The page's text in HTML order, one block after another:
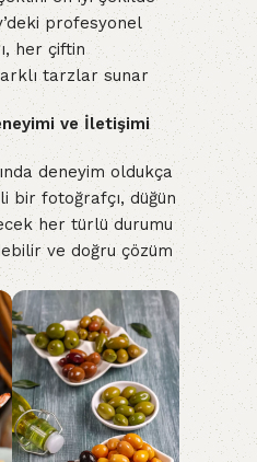
profesyonel
her çiftin
tarzlar sunar
ve İletişimi
deneyim oldukça
bir fotoğrafçı, düğün
her türlü durumu
ve doğru çözüm